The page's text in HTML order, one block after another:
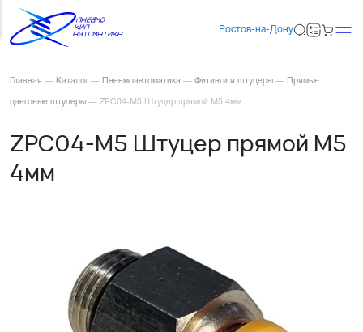
Ростов-на-Дону
Главная — Каталог — Пневмоавтоматика — Фитинги и штуцеры — Прямые
цанговые штуцеры — ZPC04-M5 Штуцер прямой М5 4мм
ZPC04-M5 Штуцер прямой М5
4мм